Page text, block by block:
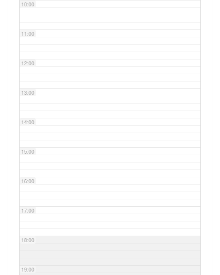
10:00
11:00
12:00
13:00
14:00
15:00
16:00
17:00
18:00
19:00